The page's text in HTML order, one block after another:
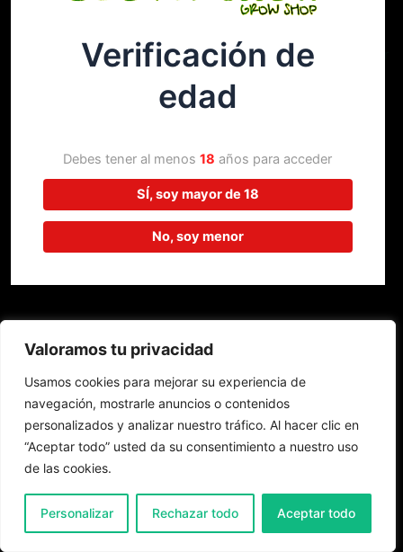
Valoramos tu privacidad
Usamos cookies para mejorar su experiencia de
navegación, mostrarle anuncios o contenidos
personalizados y analizar nuestro tráfico. Al hacer clic en
“Aceptar todo” usted da su consentimiento a nuestro uso
de las cookies.
Personalizar Rechazar todo Aceptar todo
¡Disculpa este desastre! Estamos
trabajando en algo increíble,
¡vuelve pronto!
Verificación de
edad
Debes tener al menos18 años para acceder
SÍ, soy mayor de 18
No, soy menor